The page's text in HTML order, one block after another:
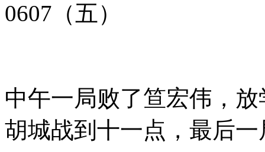
0607（五）
中午一局败了笪宏伟，
胡城战到十一点，最后